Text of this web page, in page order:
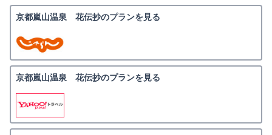
京都嵐山温泉 花伝抄のプランを見る
京都嵐山温泉 花伝抄のプランを見る